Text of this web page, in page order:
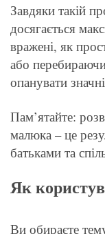
Завдяки такій
досягається
вражені, як
або
опанувати
Пам’ятайте:
малюка – це
батьками та
Як
Ви обираєте